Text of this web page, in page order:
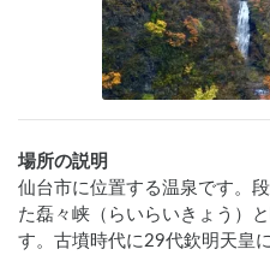
場所の説明
仙台市に位置する温泉です。
た磊々峡（らいらいきょう）
す。古墳時代に29代欽明天皇